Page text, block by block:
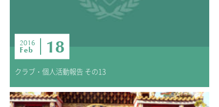
2016
Feb 18
クラブ・個人活動報告 その13